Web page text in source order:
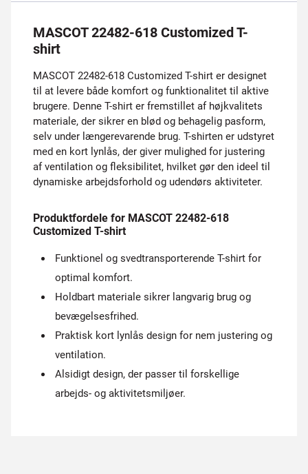
MASCOT 22482-618 Customized T-
shirt
MASCOT 22482-618 Customized T-shirt er designet
til at levere både komfort og funktionalitet til aktive
brugere. Denne T-shirt er fremstillet af højkvalitets
materiale, der sikrer en blød og behagelig pasform,
selv under længerevarende brug. T-shirten er udstyret
med en kort lynlås, der giver mulighed for justering
af ventilation og fleksibilitet, hvilket gør den ideel til
dynamiske arbejdsforhold og udendørs aktiviteter.
Produktfordele for MASCOT 22482-618
Customized T-shirt
Funktionel og svedtransporterende T-shirt for
optimal komfort.
Holdbart materiale sikrer langvarig brug og
bevægelsesfrihed.
Praktisk kort lynlås design for nem justering og
ventilation.
Alsidigt design, der passer til forskellige
arbejds- og aktivitetsmiljøer.